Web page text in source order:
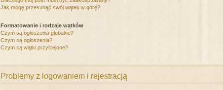
Jak mogę przesunąć swój wątek w górę?
Formatowanie i rodzaje wątków
Czym są ogłoszenia globalne?
Czym są ogłoszenia?
Czym są wątki przyklejone?
Problemy z logowaniem i rejestracją